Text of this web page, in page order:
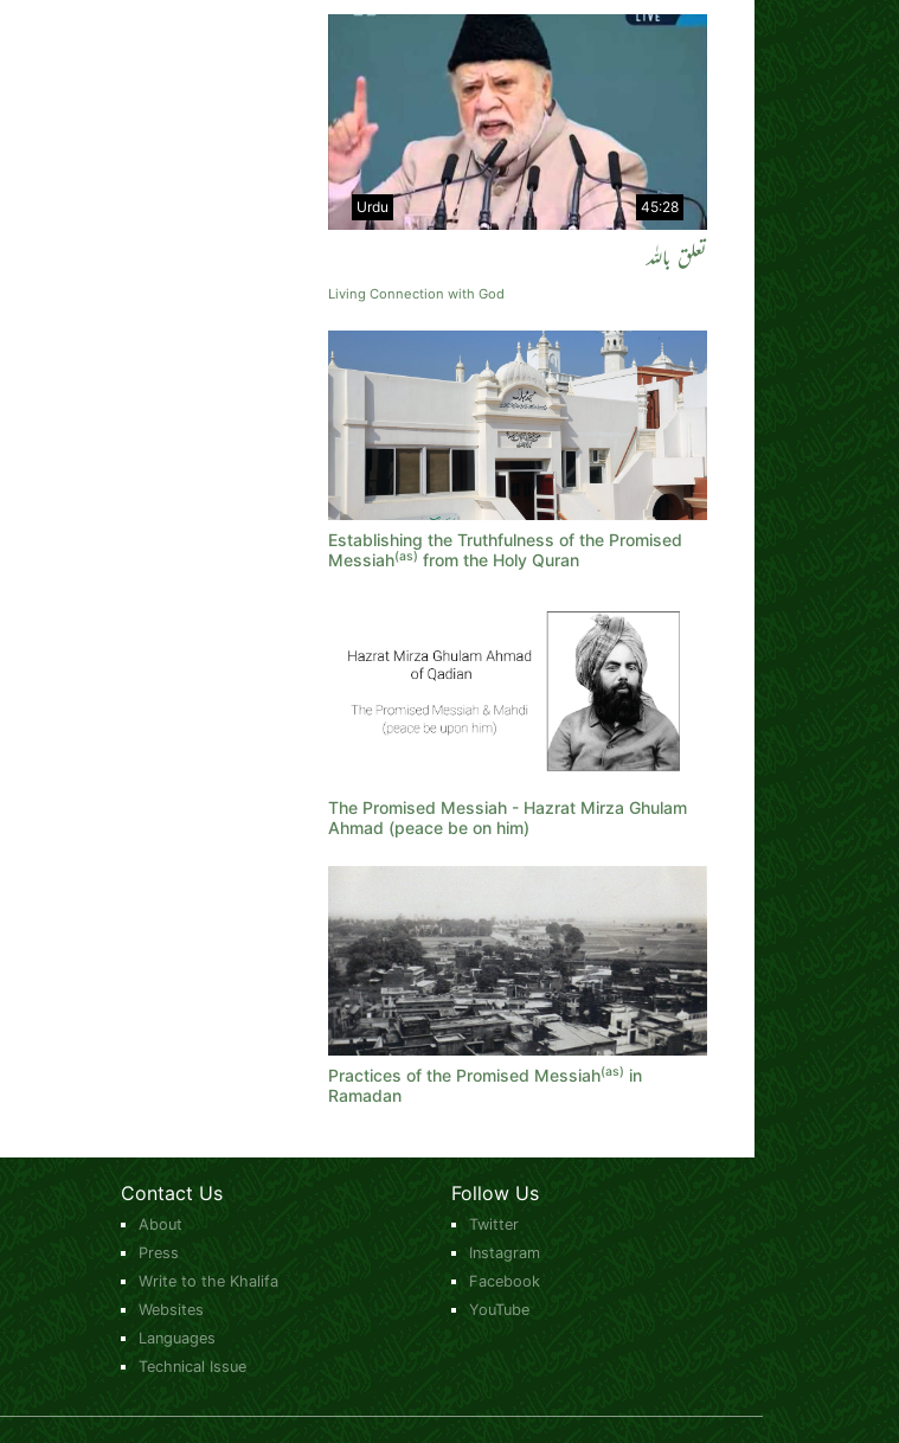
45:28
Urdu
تعلق باللہ
Living Connection with God
Establishing the Truthfulness of the Promised
Messiah(as) from the Holy Quran
The Promised Messiah - Hazrat Mirza Ghulam
Ahmad (peace be on him)
Practices of the Promised Messiah(as) in
Ramadan
Contact Us
About
Press
Write to the Khalifa
Websites
Languages
Technical Issue
Follow Us
Twitter
Instagram
Facebook
YouTube